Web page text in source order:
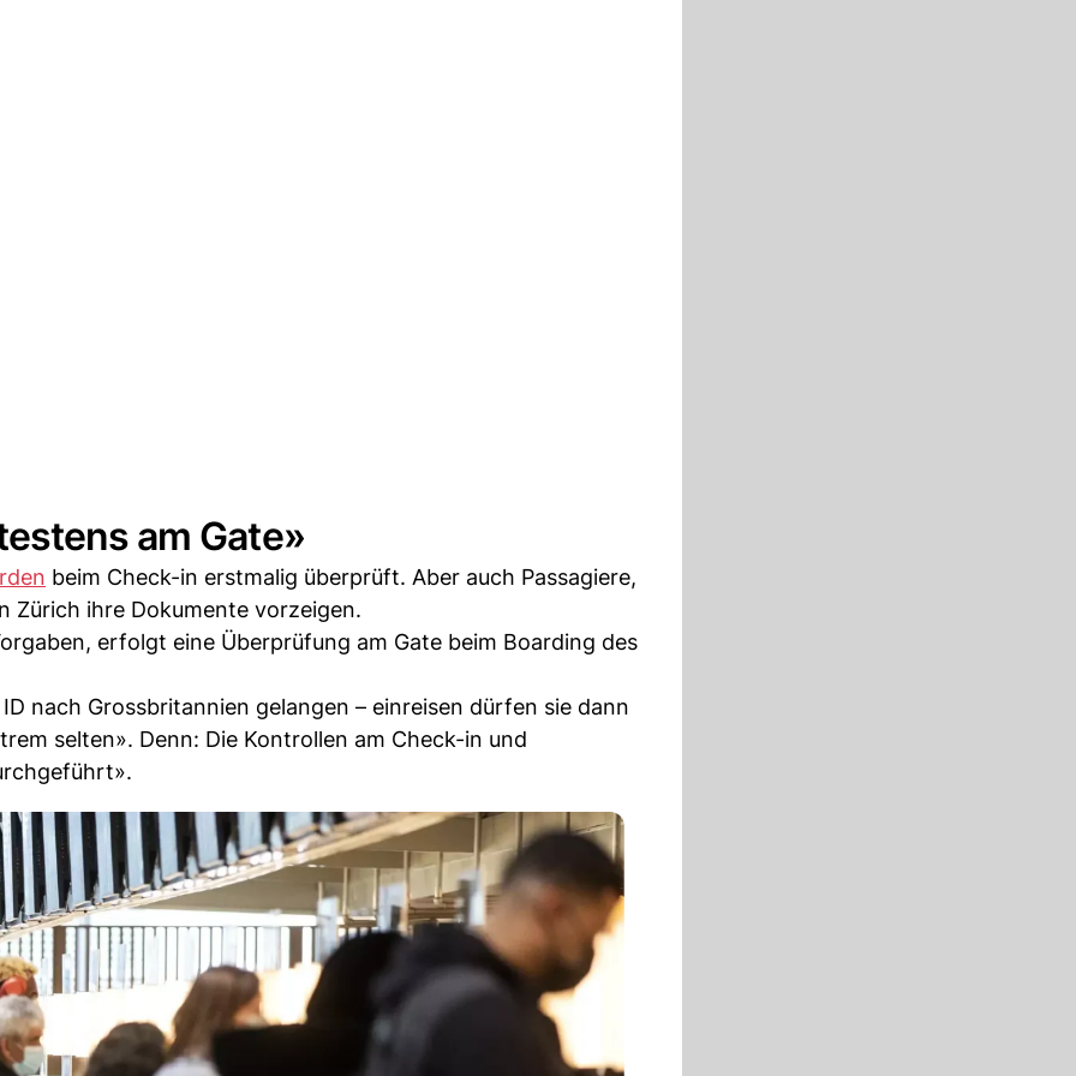
am Gate»
beim Check-in erstmalig überprüft. Aber auch Passagiere,
Zürich ihre Dokumente vorzeigen.
erfolgt eine Überprüfung am Gate beim Boarding des
nach Grossbritannien gelangen – einreisen dürfen sie dann
selten». Denn: Die Kontrollen am Check-in und